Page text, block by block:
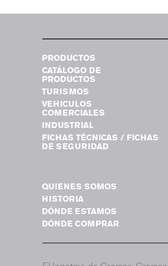
PRODUCTOS
CATÁLOGO DE
PRODUCTOS
TURISMOS
VEHICULOS
COMERCIALES
INDUSTRIAL
FICHAS TÉCNICAS / FICHAS
DE SEGURIDAD
QUIENES SOMOS
HISTORIA
DÓNDE ESTAMOS
DÓNDE COMPRAR